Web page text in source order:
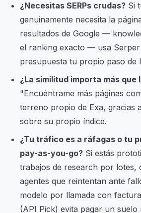
¿Necesitas SERPs crudas? Si
genuinamente necesita la
resultados de Google —
el ranking exacto — usa
presupuesta tu propio paso de
¿La similitud importa más que
"Encuéntrame más páginas
terreno propio de Exa, gracias
sobre su propio índice.
¿Tu tráfico es a ráfagas o tu
pay-as-you-go? Si estás
trabajos de research por lotes,
agentes que reintentan ante
modelo por llamada con
(API Pick) evita pagar un suelo